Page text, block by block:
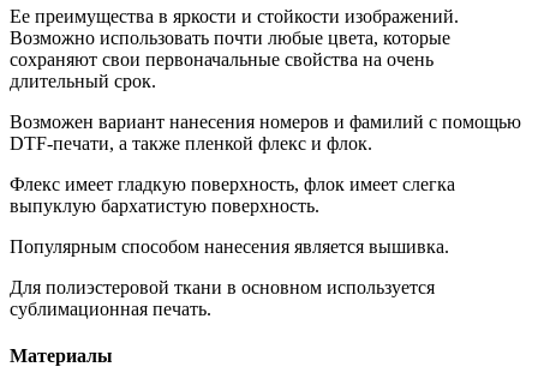
Ее преимущества в яркости и стойкости изображений.
Возможно использовать почти любые цвета, которые
сохраняют свои первоначальные свойства на очень
длительный срок.
Возможен вариант нанесения номеров и фамилий с помощью
DTF-печати, а также пленкой флекс и флок.
Флекс имеет гладкую поверхность, флок имеет слегка
выпуклую бархатистую поверхность.
Популярным способом нанесения является вышивка.
Для полиэстеровой ткани в основном используется
сублимационная печать.
Материалы